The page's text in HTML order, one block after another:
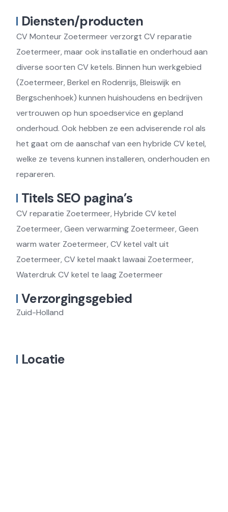
Diensten/producten
CV Monteur Zoetermeer verzorgt CV reparatie
Zoetermeer, maar ook installatie en onderhoud aan
diverse soorten CV ketels. Binnen hun werkgebied
(Zoetermeer, Berkel en Rodenrijs, Bleiswijk en
Bergschenhoek) kunnen huishoudens en bedrijven
vertrouwen op hun spoedservice en gepland
onderhoud. Ook hebben ze een adviserende rol als
het gaat om de aanschaf van een hybride CV ketel,
welke ze tevens kunnen installeren, onderhouden en
repareren.
Titels SEO pagina’s
CV reparatie Zoetermeer, Hybride CV ketel
Zoetermeer, Geen verwarming Zoetermeer, Geen
warm water Zoetermeer, CV ketel valt uit
Zoetermeer, CV ketel maakt lawaai Zoetermeer,
Waterdruk CV ketel te laag Zoetermeer
Verzorgingsgebied
Zuid-Holland
Locatie